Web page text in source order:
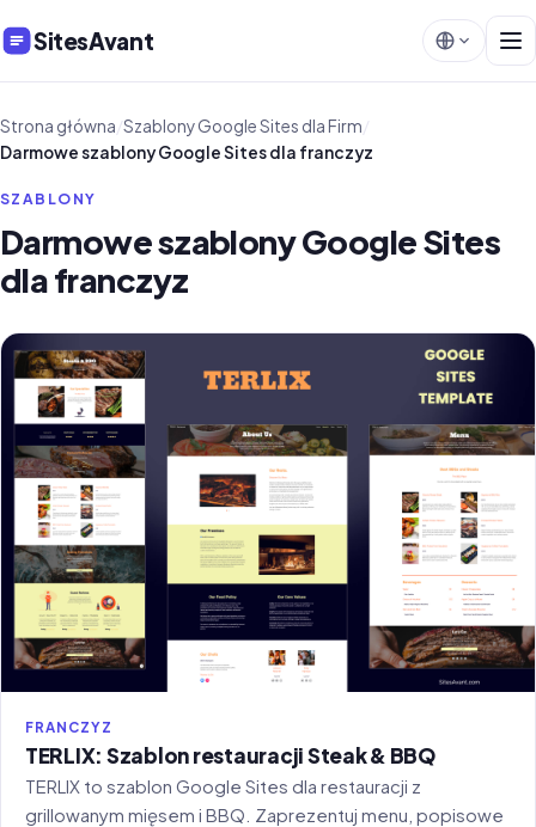
SitesAvant
Strona główna/Szablony Google Sites dla Firm/
Darmowe szablony Google Sites dla franczyz
SZABLONY
Darmowe szablony Google Sites
dla franczyz
FRANCZYZ
TERLIX: Szablon restauracji Steak & BBQ
TERLIX to szablon Google Sites dla restauracji z
grillowanym mięsem i BBQ. Zaprezentuj menu, popisowe